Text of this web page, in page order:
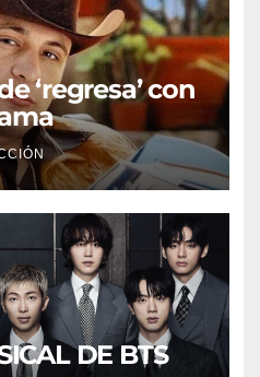
‘regresa’ con
DE BTS